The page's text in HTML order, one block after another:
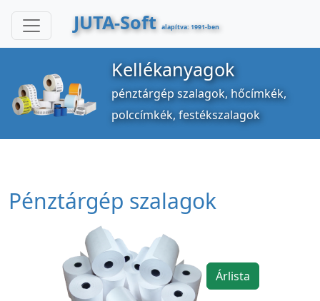
JUTA-Soft alapítva: 1991-ben
Kellékanyagok
pénztárgép szalagok, hőcímkék,
polccímkék, festékszalagok
Pénztárgép szalagok
Árlista